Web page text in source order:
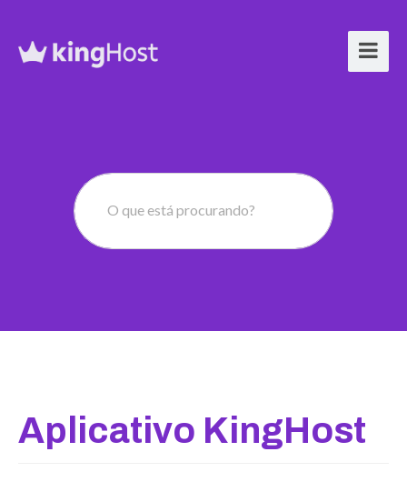
O que está procurando?
Aplicativo KingHost